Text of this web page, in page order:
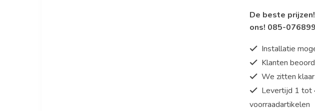
De beste
ons! 085-
Installatie
Klanten
We zitten
Levertijd 1 tot
voorraadartikelen